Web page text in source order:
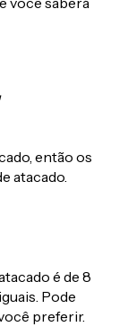
então os
atacado.
é de 8
Pode
preferir.